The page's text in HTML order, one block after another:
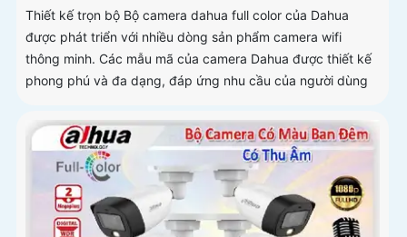
Thiết kế trọn bộ Bộ camera dahua full color của Dahua
được phát triển với nhiều dòng sản phẩm camera wifi
thông minh. Các mẫu mã của camera Dahua được thiết kế
phong phú và đa dạng, đáp ứng nhu cầu của người dùng